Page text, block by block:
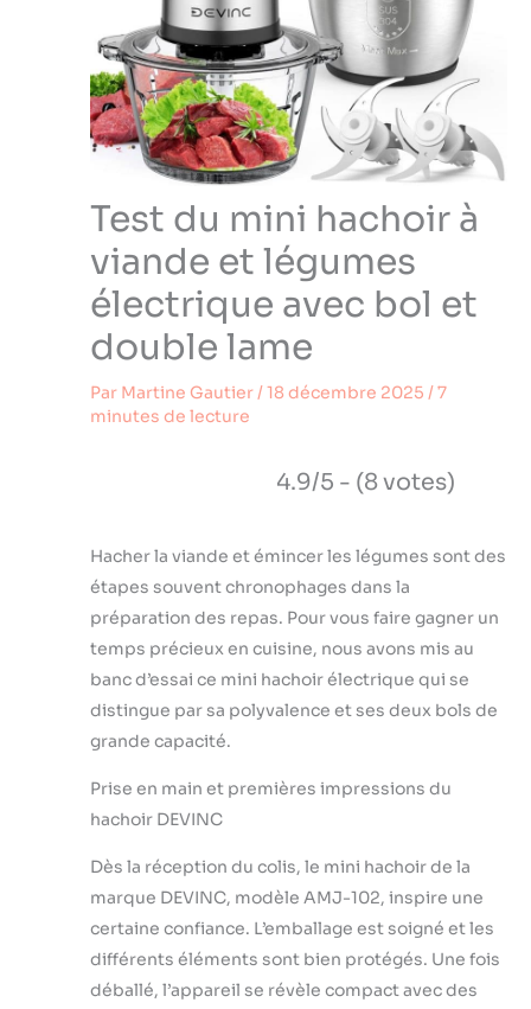
Test du mini hachoir à
viande et légumes
électrique avec bol et
double lame
Par Martine Gautier/18 décembre 2025 /7
minutes de lecture
4.9/5 - (8 votes)
Hacher la viande et émincer les légumes sont des
étapes souvent chronophages dans la
préparation des repas. Pour vous faire gagner un
temps précieux en cuisine, nous avons mis au
banc d’essai ce mini hachoir électrique qui se
distingue par sa polyvalence et ses deux bols de
grande capacité.
Prise en main et premières impressions du
hachoir DEVINC
Dès la réception du colis, le mini hachoir de la
marque DEVINC, modèle AMJ-102, inspire une
certaine confiance. L’emballage est soigné et les
différents éléments sont bien protégés. Une fois
déballé, l’appareil se révèle compact avec des